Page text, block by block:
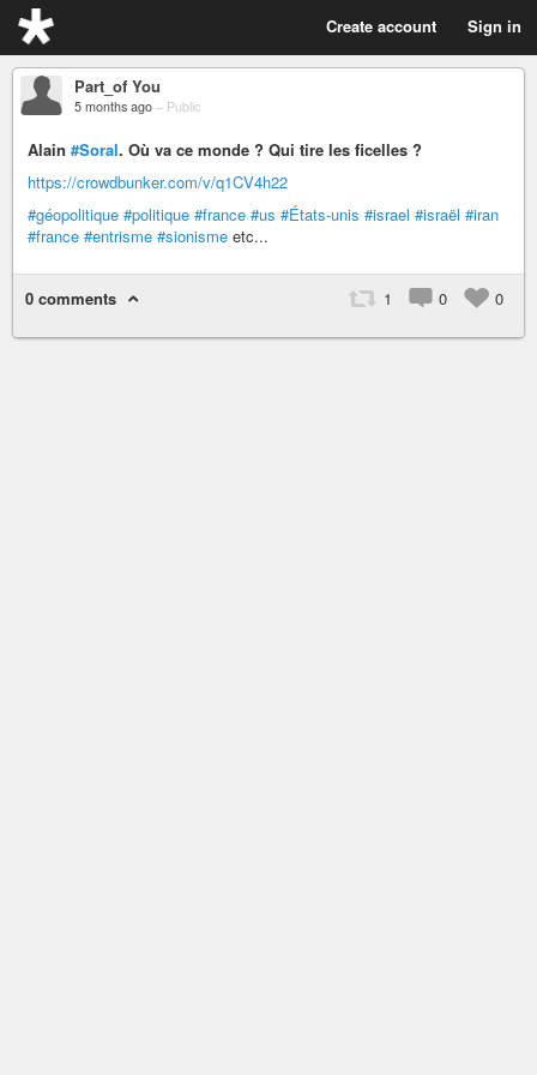
Create account Sign in
Part_of You
5 months ago – Public
Alain #Soral. Où va ce monde ? Qui tire les ficelles ?
https://crowdbunker.com/v/q1CV4h22
#géopolitique #politique #france #us #États-unis #israel #israël #iran
#france #entrisme #sionisme etc...
0 comments 1 0 0